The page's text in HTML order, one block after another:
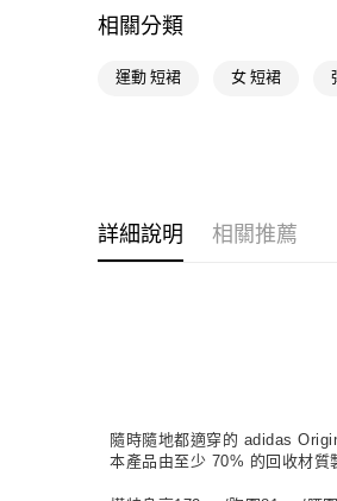
相關分類
運動 短裙 女 短裙
詳細說明 相關推薦
隨時隨地都適穿的 adidas
本產品由至少 70% 的回收材質